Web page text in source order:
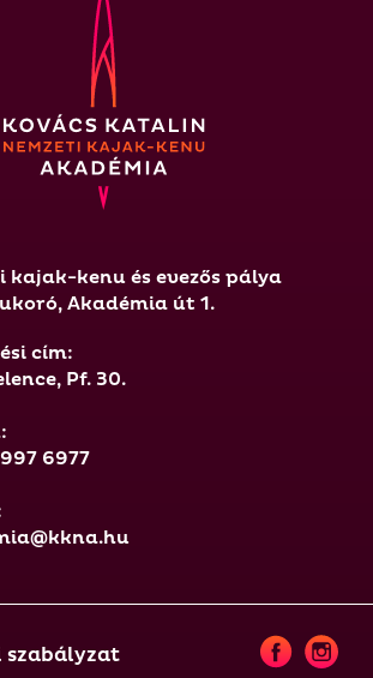
kajak-kenu és evezős pálya
Akadémia út 1.
cím:
Pf. 30.
6977
szabályzat